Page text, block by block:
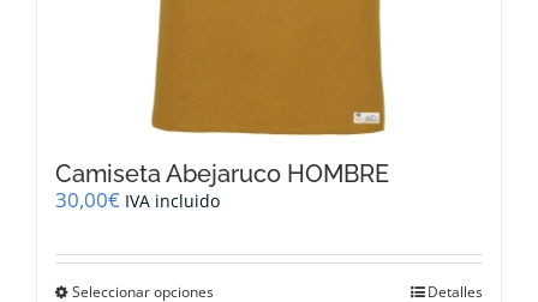
Camiseta Abejaruco HOMBRE
30,00€ IVA incluido
Seleccionar opciones Detalles